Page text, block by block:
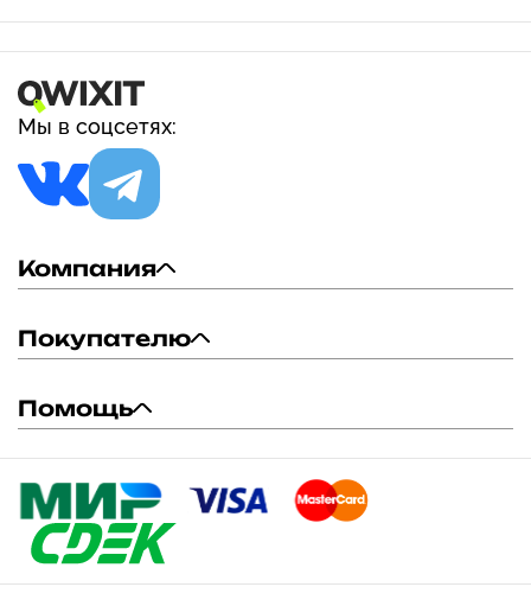
Мы в соцсетях:
Компания
Покупателю
Помощь